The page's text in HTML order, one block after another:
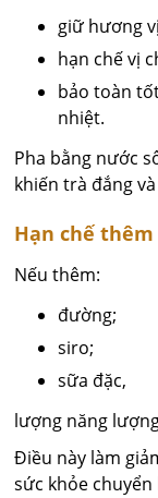
giữ hương
hạn chế vị
bảo toàn
nhiệt.
Pha bằng nước
khiến trà đắng
Hạn chế
Nếu thêm:
đường;
siro;
sữa đặc,
lượng năng
Điều này làm
sức khỏe chuyển